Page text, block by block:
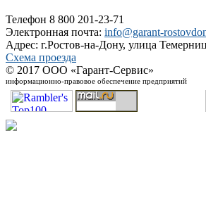
Телефон 8 800 201-23-71
Электронная почта: info@garant-
Адрес: г.Ростов-на-Дону, улица
Схема проезда
© 2017 ООО «Гарант-Сервис»
информационно-правовое обеспечение предприятий